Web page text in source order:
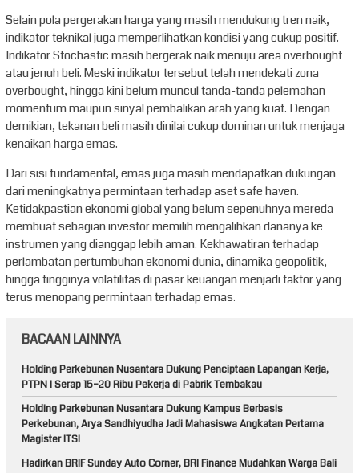
Selain pola pergerakan harga yang masih mendukung tren naik,
indikator teknikal juga memperlihatkan kondisi yang cukup positif.
Indikator Stochastic masih bergerak naik menuju area overbought
atau jenuh beli. Meski indikator tersebut telah mendekati zona
overbought, hingga kini belum muncul tanda-tanda pelemahan
momentum maupun sinyal pembalikan arah yang kuat. Dengan
demikian, tekanan beli masih dinilai cukup dominan untuk menjaga
kenaikan harga emas.
Dari sisi fundamental, emas juga masih mendapatkan dukungan
dari meningkatnya permintaan terhadap aset safe haven.
Ketidakpastian ekonomi global yang belum sepenuhnya mereda
membuat sebagian investor memilih mengalihkan dananya ke
instrumen yang dianggap lebih aman. Kekhawatiran terhadap
perlambatan pertumbuhan ekonomi dunia, dinamika geopolitik,
hingga tingginya volatilitas di pasar keuangan menjadi faktor yang
terus menopang permintaan terhadap emas.
BACAAN LAINNYA
Holding Perkebunan Nusantara Dukung Penciptaan Lapangan Kerja,
PTPN I Serap 15–20 Ribu Pekerja di Pabrik Tembakau
Holding Perkebunan Nusantara Dukung Kampus Berbasis
Perkebunan, Arya Sandhiyudha Jadi Mahasiswa Angkatan Pertama
Magister ITSI
Hadirkan BRIF Sunday Auto Corner, BRI Finance Mudahkan Warga Bali